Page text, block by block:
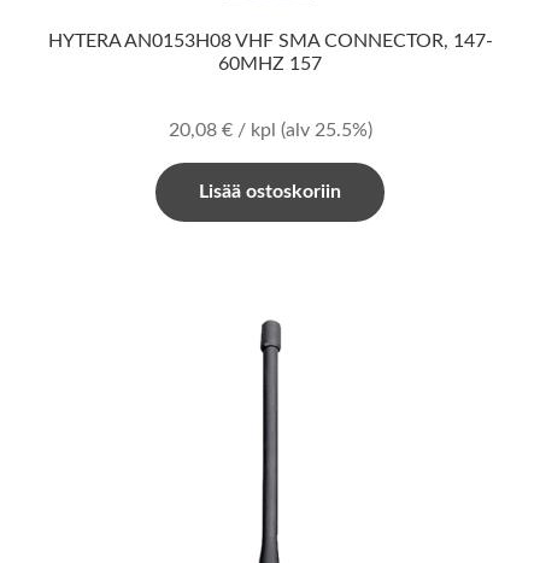
HYTERA AN0153H08 VHF SMA CONNECTOR, 147-
60MHZ 157
20,08 €/ kpl (alv 25.5%)
Lisää ostoskoriin